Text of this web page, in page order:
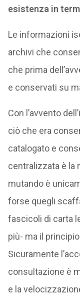
esistenza in
Le informazioni
archivi che
che prima
e conservati su
Con l’avvento
ciò che era
catalogato e
centralizzata è la
mutando è
forse quegli
fascicoli di carta
più- ma il
Sicuramente
consultazione è
e la